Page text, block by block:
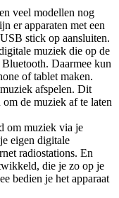
veel modellen nog
er apparaten met een
stick op aansluiten.
muziek die op de
Bluetooth. Daarmee kun
of tablet maken.
afspelen. Dit
de muziek af te laten
om muziek via je
eigen digitale
radiostations. En
die je zo op je
bedien je het apparaat